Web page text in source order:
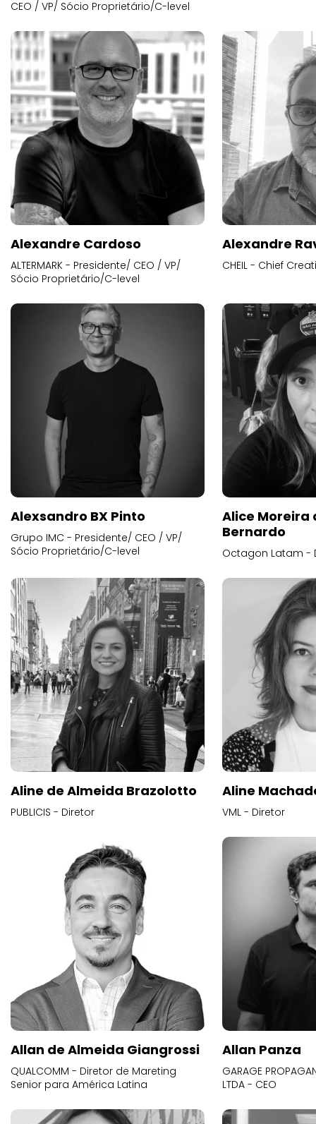
CEO / VP/ Sócio Proprietário/C-level
Alexandre Cardoso
ALTERMARK - Presidente/ CEO / VP/
Sócio Proprietário/C-level
Alexandre
CHEIL - Chief
Alexsandro BX Pinto
Grupo IMC - Presidente/ CEO / VP/
Sócio Proprietário/C-level
Alice
Bernardo
Octagon Latam -
Aline de Almeida Brazolotto
PUBLICIS - Diretor
Aline
VML - Diretor
Allan de Almeida Giangrossi
QUALCOMM - Diretor de Mareting
Senior para América Latina
Allan Panza
GARAGE
LTDA - CEO